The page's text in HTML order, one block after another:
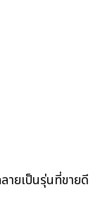
ายเป็นรุ่นที่ขายดี